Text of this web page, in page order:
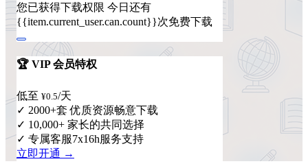
您已获得下载权限 今日还有
{{item.current_user.can.count}}次免费下载
🏆 VIP 会员特权
低至 ¥0.5/天
✓ 2000+套 优质资源畅意下载
✓ 10,000+ 家长的共同选择
✓ 专属客服7x16h服务支持
立即开通 →